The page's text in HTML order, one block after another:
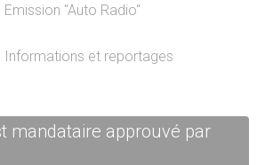
Emission "Auto Radio"
Informations et reportages
mandataire approuvé par